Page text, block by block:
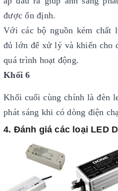
được ổn định.
Với các bộ nguồn kém chất
đủ lớn để xử lý và khiến cho
quá trình hoạt động.
Khối 6
Khối cuối cùng chính là đèn
phát sáng khi có dòng điện
4. Đánh giá các loại LED